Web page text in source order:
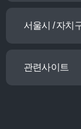
서울시 / 자치
관련사이트